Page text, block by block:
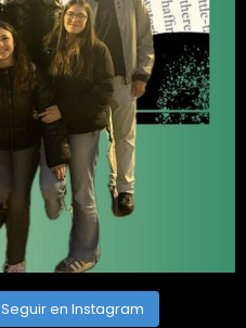
Seguir en Instagram